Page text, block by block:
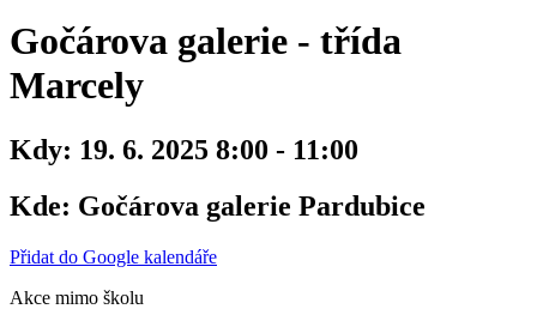
Gočárova galerie - třída
Marcely
Kdy: 19. 6. 2025 8:00 - 11:00
Kde: Gočárova galerie Pardubice
Přidat do Google kalendáře
Akce mimo školu